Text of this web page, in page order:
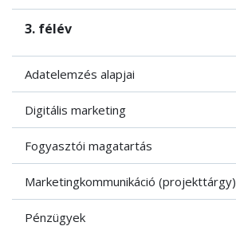
3. félév
Adatelemzés alapjai
Digitális marketing
Fogyasztói magatartás
Marketingkommunikáció (projekttárgy)
Pénzügyek